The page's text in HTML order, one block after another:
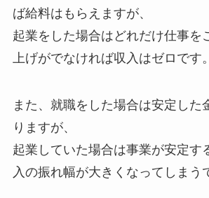
ば給料はもらえますが、
起業をした場合はどれだけ仕事を
上げがでなければ収入はゼロです。
また、就職をした場合は安定した
りますが、
起業していた場合は事業が安定す
入の振れ幅が大きくなってしまう